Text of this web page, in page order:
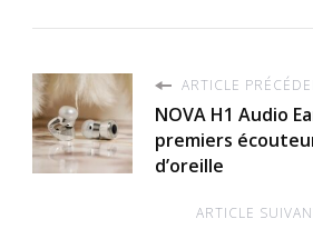
ARTICLE
NOVA H1 Audio
premiers
d’oreille
ARTICLE